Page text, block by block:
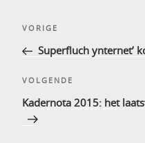
Vorig
bericht
VORIGE
Superfluch ynternet’
Volgend
bericht
VOLGENDE
Kadernota 2015: het